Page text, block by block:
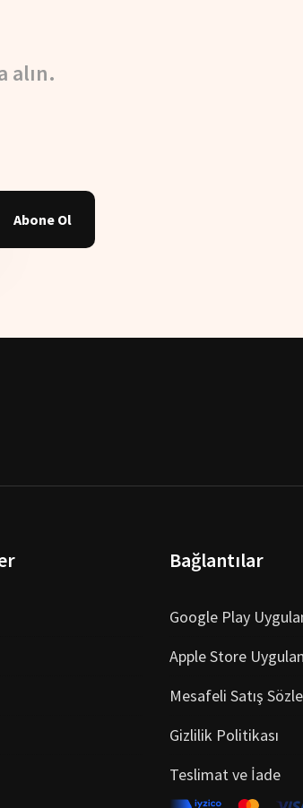
alın.
Abone Ol
Bağlantılar
Google Play
Apple Store
Mesafeli Satış
Gizlilik Politikası
Teslimat ve İade